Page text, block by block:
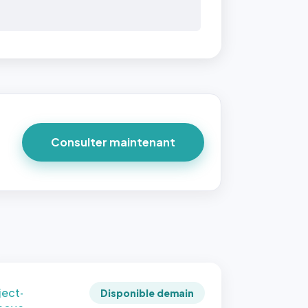
Consulter maintenant
par
1:1
Disponible demain